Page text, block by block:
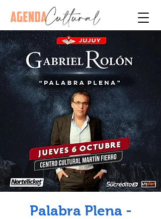
Palabra Plena -